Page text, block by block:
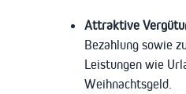
Attraktive
Bezahlung sowie
Leistungen wie
Weihnachtsgeld.